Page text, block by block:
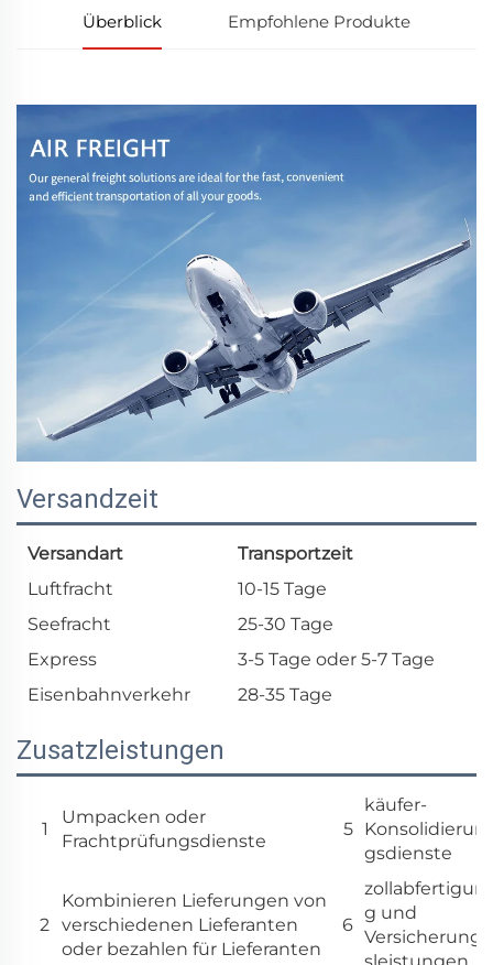
Überblick Empfohlene Produkte
Versandzeit
Versandart
Transportzeit
Luftfracht
10-15 Tage
Seefracht
25-30 Tage
Express
3-5 Tage oder 5-7 Tage
Eisenbahnverkehr
28-35 Tage
Zusatzleistungen
1
Umpacken oder
Frachtprüfungsdienste
5
käufer-
Konsolidierun
gsdienste
2
Kombinieren Lieferungen von
verschiedenen Lieferanten
oder bezahlen für Lieferanten
6
zollabfertigun
g und
Versicherung
sleistungen